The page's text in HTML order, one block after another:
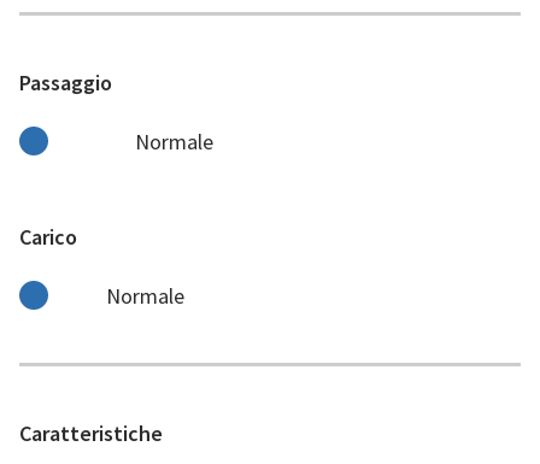
Passaggio
Normale
Carico
Normale
Caratteristiche